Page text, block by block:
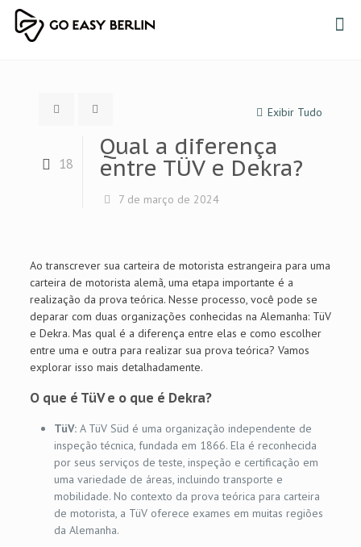
Exibir Tudo
18
Qual a diferença
entre TÜV e Dekra?
7 de março de 2024
Ao transcrever sua carteira de motorista estrangeira para uma
carteira de motorista alemã, uma etapa importante é a
realização da prova teórica. Nesse processo, você pode se
deparar com duas organizações conhecidas na Alemanha: TüV
e Dekra. Mas qual é a diferença entre elas e como escolher
entre uma e outra para realizar sua prova teórica? Vamos
explorar isso mais detalhadamente.
O que é TüV e o que é Dekra?
TüV:A TüV Süd é uma organização independente de
inspeção técnica, fundada em 1866. Ela é reconhecida
por seus serviços de teste, inspeção e certificação em
uma variedade de áreas, incluindo transporte e
mobilidade. No contexto da prova teórica para carteira
de motorista, a TüV oferece exames em muitas regiões
da Alemanha.